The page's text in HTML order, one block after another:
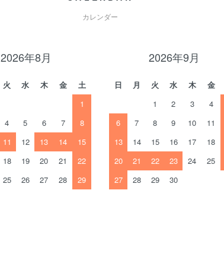
カレンダー
2026年8月
火 水 木 金
土
1
4 5 6 7
8
11 12 13 14
15
18 19 20 21
22
25 26 27 28
29
2026年9月
日 月 火 水 木 金
1
2 3 4
6
7 8 9 10 11
13
14 15 16 17 18
20
21 22 23 24 25
27
28 29 30